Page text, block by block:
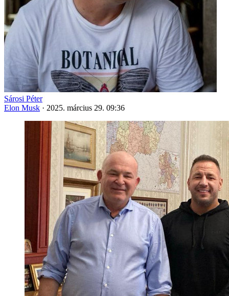
Sárosi Péter
Elon Musk · 2025. március 29. 09:36